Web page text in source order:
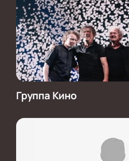
Группа Кино